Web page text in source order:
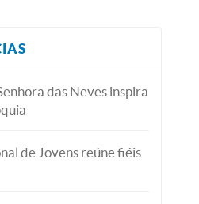
das Neves inspira
de Jovens reúne fiéis